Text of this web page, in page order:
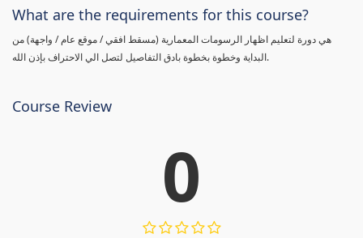
What are the requirements for this course?
هي دورة لتعليم اظهار الرسومات المعمارية (مسقط افقي / موقع عام / واجهة) من
البداية وخطوة بخطوة بادق التفاصيل لتصل الي الاحتراف بإذن الله.
Course Review
0